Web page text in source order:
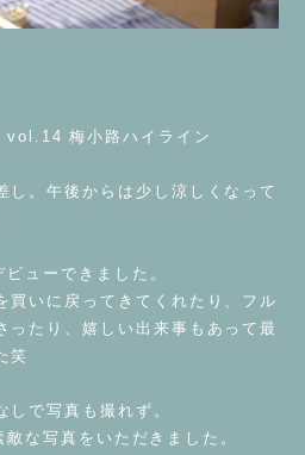
梅小路ハイライン
し。午後からは少し涼しくなって
ューできました。
買いに戻ってきてくれたり、フル
ったり、嬉しい出来事もあって最
笑
で写真も撮れず。
な写真をいただきました。